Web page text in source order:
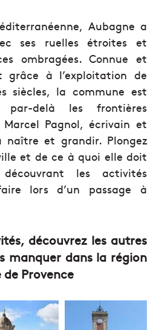
Aubagne a
ses ruelles étroites et
ombragées. Connue et
grâce à l’exploitation de
siècles, la commune est
par-delà les frontières
Pagnol, écrivain et
naître et grandir. Plongez
et de ce à quoi elle doit
les activités
lors d’un passage à
découvrez les autres
manquer dans la région
Provence